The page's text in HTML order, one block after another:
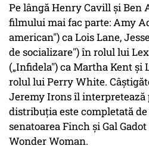
Pe lângă Henry Cavill şi
filmului mai fac parte: Amy
american") ca Lois Lane,
de socializare") în rolul lui
(„Infidela") ca Martha Kent
rolul lui Perry White.
Jeremy Irons îl interpretează
distribuţia este completată
senatoarea Finch şi Gal
Wonder Woman.